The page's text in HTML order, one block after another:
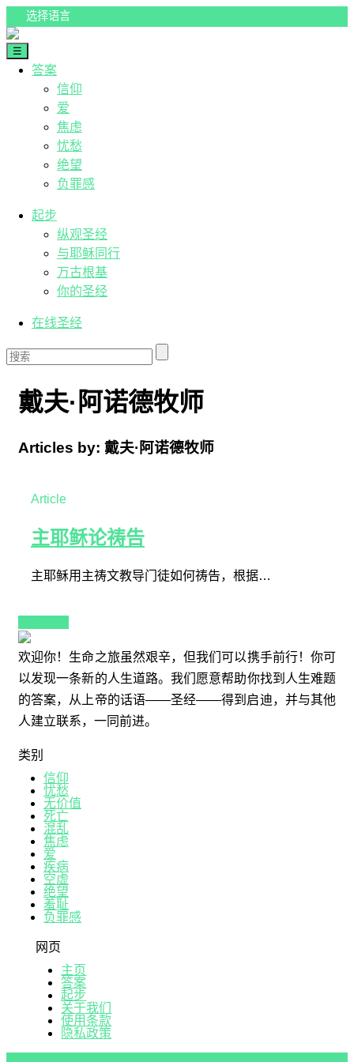
Skip
to
content
人生答案
☰
答案
信仰
爱
焦虑
忧愁
绝望
负罪感
起步
纵观圣经
与耶稣同行
万古根基
你的圣经
在线圣经
戴夫·阿诺德牧师
Articles by: 戴夫·阿诺德牧师
Article
主耶稣论祷告
主耶稣用主祷文教导门徒如何祷告，根据…
欢迎你！生命之旅虽然艰辛，但我们可以携手前行！你可
以发现一条新的人生道路。我们愿意帮助你找到人生难题
的答案，从上帝的话语——圣经——得到启迪，并与其他
人建立联系，一同前进。
类别
信仰
忧愁
无价值
死亡
混乱
焦虑
爱
疾病
空虚
绝望
羞耻
负罪感
网页
主页
答案
起步
关于我们
使用条款
隐私政策